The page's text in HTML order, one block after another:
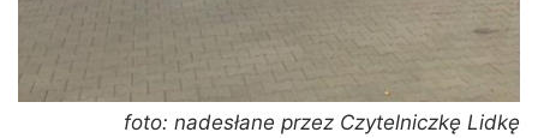
foto: nadesłane przez Czytelniczkę Lidkę